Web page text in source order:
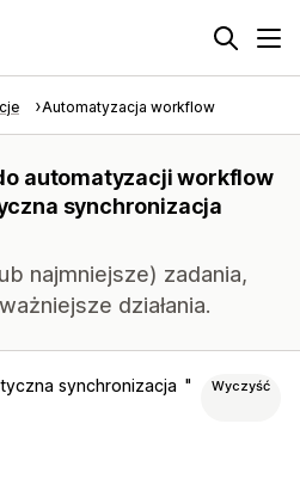
Automatyzacja workflow
automatyzacji workflow
synchronizacja
najmniejsze) zadania,
działania.
synchronizacja
Wyczyść